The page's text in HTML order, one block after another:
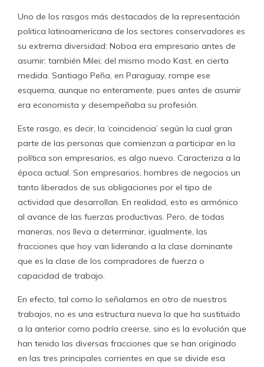
Uno de los rasgos más destacados de la representación
politica latinoamericana de los sectores conservadores es
su extrema diversidad: Noboa era empresario antes de
asumir; también Milei; del mismo modo Kast, en cierta
medida. Santiago Peña, en Paraguay, rompe ese
esquema, aunque no enteramente, pues antes de asumir
era economista y desempeñaba su profesión.
Este rasgo, es decir, la ‘coincidencia’ según la cual gran
parte de las personas que comienzan a participar en la
política son empresarios, es algo nuevo. Caracteriza a la
época actual. Son empresarios, hombres de negocios un
tanto liberados de sus obligaciones por el tipo de
actividad que desarrollan. En realidad, esto es armónico
al avance de las fuerzas productivas. Pero, de todas
maneras, nos lleva a determinar, igualmente, las
fracciones que hoy van liderando a la clase dominante
que es la clase de los compradores de fuerza o
capacidad de trabajo.
En efecto, tal como lo señalamos en otro de nuestros
trabajos, no es una estructura nueva la que ha sustituido
a la anterior como podría creerse, sino es la evolución que
han tenido las diversas fracciones que se han originado
en las tres principales corrientes en que se divide esa